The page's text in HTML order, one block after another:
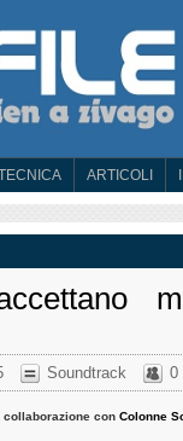
ARTICOLI
Soundtrack 0
con Colonne